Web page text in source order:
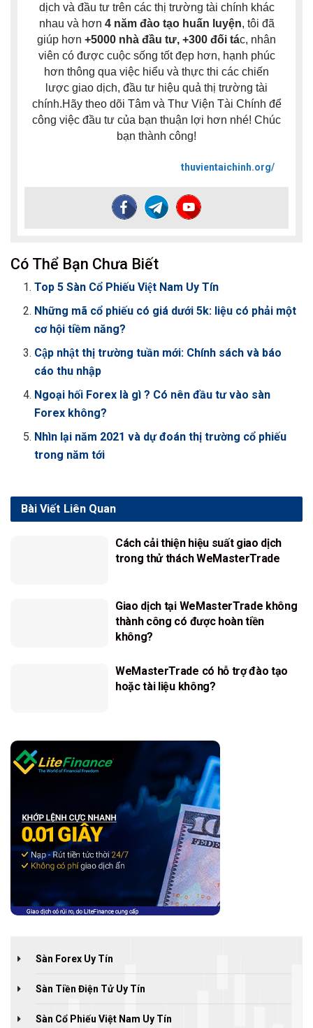
dịch và đầu tư trên các thị trường tài chính khác
nhau và hơn 4 năm đào tạo huấn luyện, tôi đã
giúp hơn +5000 nhà đầu tư, +300 đối tác, nhân
viên có được cuộc sống tốt đẹp hơn, hạnh phúc
hơn thông qua việc hiểu và thực thi các chiến
lược giao dịch, đầu tư hiệu quả thị trường tài
chính.Hãy theo dõi Tâm và Thư Viện Tài Chính để
công việc đầu tư của bạn thuận lợi hơn nhé! Chúc
bạn thành công!
thuvientaichinh.org/
Có Thể Bạn Chưa Biết
Top 5 Sàn Cổ Phiếu Việt Nam Uy Tín
Những mã cổ phiếu có giá dưới 5k: liệu có phải một
cơ hội tiềm năng?
Cập nhật thị trường tuần mới: Chính sách và báo
cáo thu nhập
Ngoại hối Forex là gì ? Có nên đầu tư vào sàn
Forex không?
Nhìn lại năm 2021 và dự đoán thị trường cổ phiếu
trong năm tới
Liên Quan
Bài Viết
Cách cải thiện hiệu suất giao dịch
trong thử thách WeMasterTrade
Giao dịch tại WeMasterTrade không
thành công có được hoàn tiền
không?
WeMasterTrade có hỗ trợ đào tạo
hoặc tài liệu không?
Sàn Forex Uy Tín
Sàn Tiền Điện Tử Uy Tín
Sàn Cổ Phiếu Việt Nam Uy Tín